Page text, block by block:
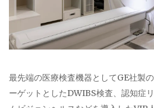
最先端の医療検査機器としてGE社製
ーゲットとしたDWIBS検査、認知症